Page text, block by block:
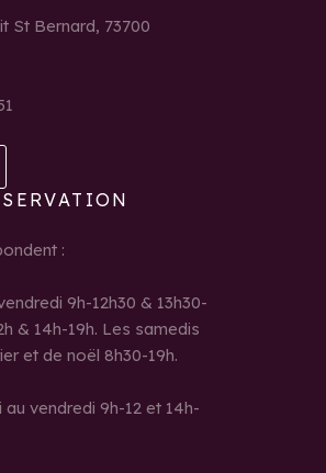
St Bernard, 73700
:
9h-12h30 & 13h30-
& 14h-19h. Les samedis
et de noël 8h30-19h.
au vendredi 9h-12 et 14h-